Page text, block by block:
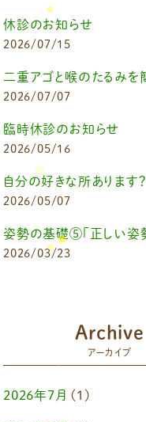
休診のお知らせ
2026/07/15
2026/07/07
臨時休診のお知らせ
2026/05/16
自分の好きな所あります？
2026/05/07
2026/03/23
Archive
アーカイブ
2026年7月 (1)